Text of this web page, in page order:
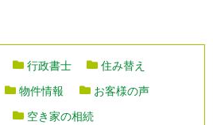
行政書士
住み替え
物件情報
お客様の声
空き家の相続